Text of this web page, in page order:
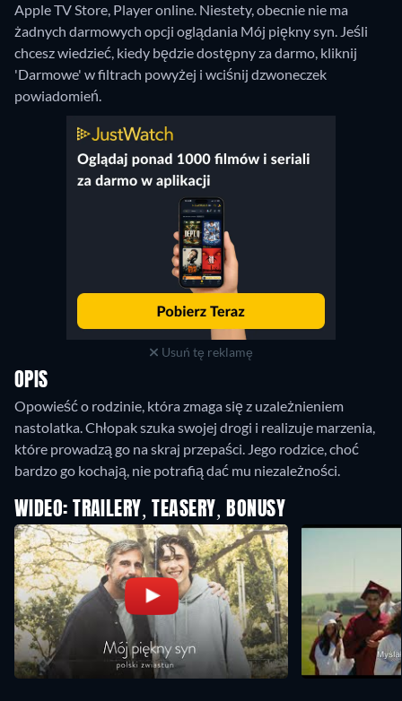
Apple TV Store, Player online. Niestety, obecnie nie ma
żadnych darmowych opcji oglądania Mój piękny syn. Jeśli
chcesz wiedzieć, kiedy będzie dostępny za darmo, kliknij
'Darmowe' w filtrach powyżej i wciśnij dzwoneczek
powiadomień.
Usuń tę reklamę
OPIS
Opowieść o rodzinie, która zmaga się z uzależnieniem
nastolatka. Chłopak szuka swojej drogi i realizuje marzenia,
które prowadzą go na skraj przepaści. Jego rodzice, choć
bardzo go kochają, nie potrafią dać mu niezależności.
WIDEO: TRAILERY, TEASERY, BONUSY